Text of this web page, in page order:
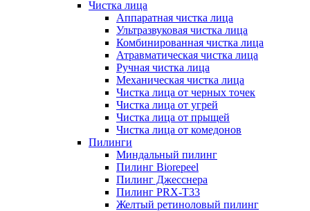
Чистка лица
Аппаратная чистка лица
Ультразвуковая чистка лица
Комбинированная чистка лица
Атравматическая чистка лица
Ручная чистка лица
Механическая чистка лица
Чистка лица от черных точек
Чистка лица от угрей
Чистка лица от прыщей
Чистка лица от комедонов
Пилинги
Миндальный пилинг
Пилинг Biorepeel
Пилинг Джесснера
Пилинг PRX-T33
Желтый ретиноловый пилинг